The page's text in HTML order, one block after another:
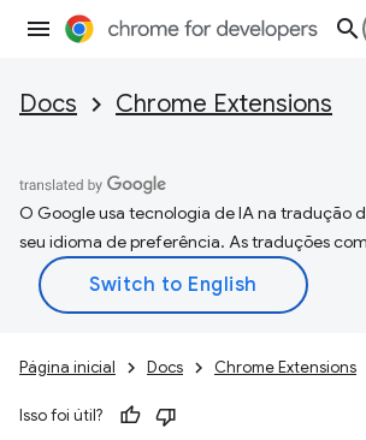
Docs Chrome Extensions
O Google usa tecnologia de IA na tradução
seu idioma de preferência. As traduções
Página inicial Docs Chrome Extensions
Isso foi útil?